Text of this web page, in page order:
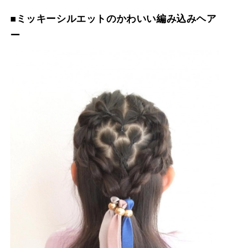
■ミッキーシルエットのかわいい編み込みヘア
ー